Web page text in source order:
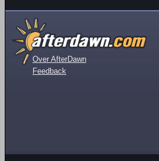
Over AfterDawn
Feedback